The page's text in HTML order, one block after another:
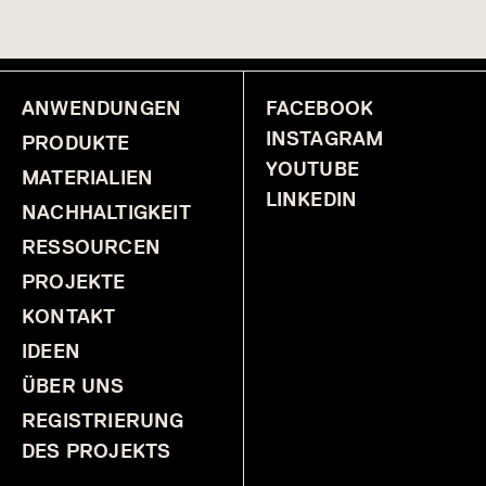
Vapor® FREQUENCY
Vapor® GRADIENTE
Vapor® LIANA
Vapor® PIXEL
Vapor® SHIFT X
Vapor® SKY
Vapor® SOLID
Vapor® SYNTAX
Vapor® TRAIL
Vapor® TRANSIT
Vapor® VERVE
ANWENDUNGEN
PRODUKTE
MATERIALIEN
NACHHALTIGKEIT
RESSOURCEN
PROJEKTE
KONTAKT
IDEEN
ÜBER UNS
REGISTRIERUNG
DES PROJEKTS
FACEBOOK
INSTAGRAM
YOUTUBE
LINKEDIN